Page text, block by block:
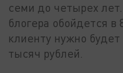
семи до четырех
блогера обойдется
клиенту нужно
тысяч рублей.